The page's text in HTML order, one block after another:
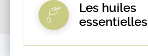
Les huiles
essentielles